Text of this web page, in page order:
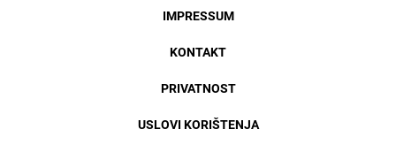
IMPRESSUM
KONTAKT
PRIVATNOST
USLOVI KORIŠTENJA